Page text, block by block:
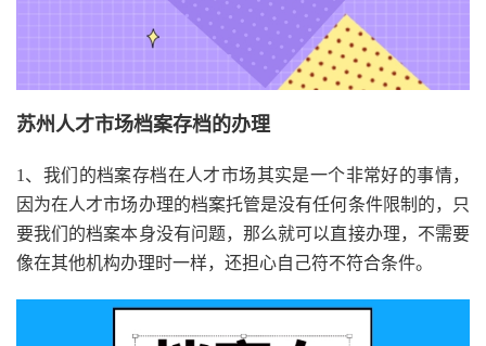
苏州人才市场档案存档的办理
1、我们的档案存档在人才市场其实是一个非常好的事情，
因为在人才市场办理的档案托管是没有任何条件限制的，只
要我们的档案本身没有问题，那么就可以直接办理，不需要
像在其他机构办理时一样，还担心自己符不符合条件。